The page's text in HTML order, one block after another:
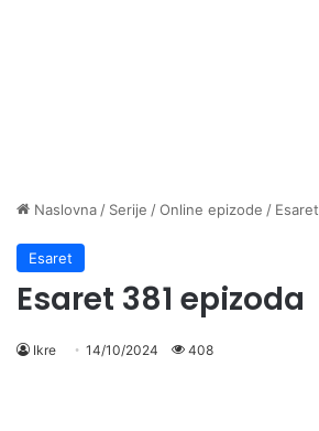
Naslovna / Serije /Online epizode / Esaret
Esaret
Esaret 381 epizoda
Ikre 14/10/2024 408